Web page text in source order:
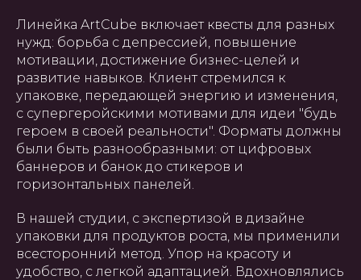
Линейка ArtCube включает квесты для разных
нужд: борьба с депрессией, повышение
мотивации, достижение бизнес-целей и
развитие навыков. Клиент стремился к
упаковке, передающей энергию и изменения,
с супергеройскими мотивами для идеи "будь
героем в своей реальности". Форматы должны
были быть разнообразными: от цифровых
баннеров и банок до стикеров и
горизонтальных панелей.
В нашей студии, с экспертизой в дизайне
упаковки для продуктов роста, мы применили
всесторонний метод. Упор на красоту и
удобство, с легкой адаптацией. Вдохновлялись